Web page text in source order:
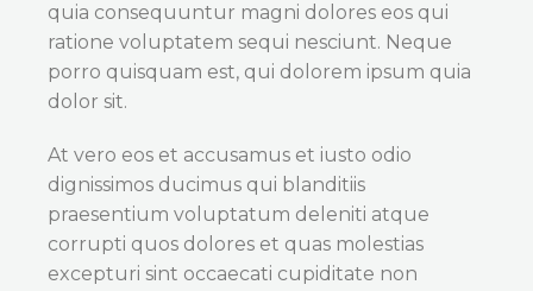
quia consequuntur magni dolores eos qui
ratione voluptatem sequi nesciunt. Neque
porro quisquam est, qui dolorem ipsum quia
dolor sit.
At vero eos et accusamus et iusto odio
dignissimos ducimus qui blanditiis
praesentium voluptatum deleniti atque
corrupti quos dolores et quas molestias
excepturi sint occaecati cupiditate non